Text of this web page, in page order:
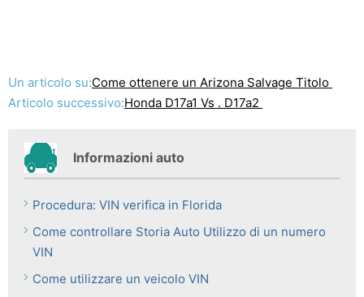
Un articolo su:Come ottenere un Arizona Salvage Titolo
Articolo successivo:Honda D17a1 Vs . D17a2
Informazioni auto
Procedura: VIN verifica in Florida
Come controllare Storia Auto Utilizzo di un numero
VIN
Come utilizzare un veicolo VIN